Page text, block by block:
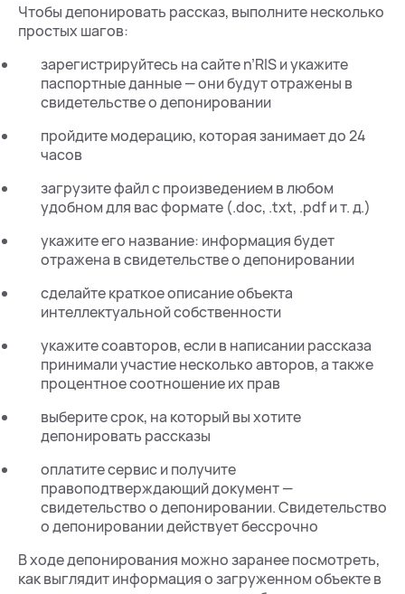
Чтобы депонировать рассказ, выполните несколько
простых шагов:
зарегистрируйтесь на сайте n’RIS и укажите
паспортные данные — они будут отражены в
свидетельстве о депонировании
пройдите модерацию, которая занимает до 24
часов
загрузите файл с произведением в любом
удобном для вас формате (.doc, .txt, .pdf и т. д.)
укажите его название: информация будет
отражена в свидетельстве о депонировании
сделайте краткое описание объекта
интеллектуальной собственности
укажите соавторов, если в написании рассказа
принимали участие несколько авторов, а также
процентное соотношение их прав
выберите срок, на который вы хотите
депонировать рассказы
оплатите сервис и получите
правоподтверждающий документ —
свидетельство о депонировании. Свидетельство
о депонировании действует бессрочно
В ходе депонирования можно заранее посмотреть,
как выглядит информация о загруженном объекте в